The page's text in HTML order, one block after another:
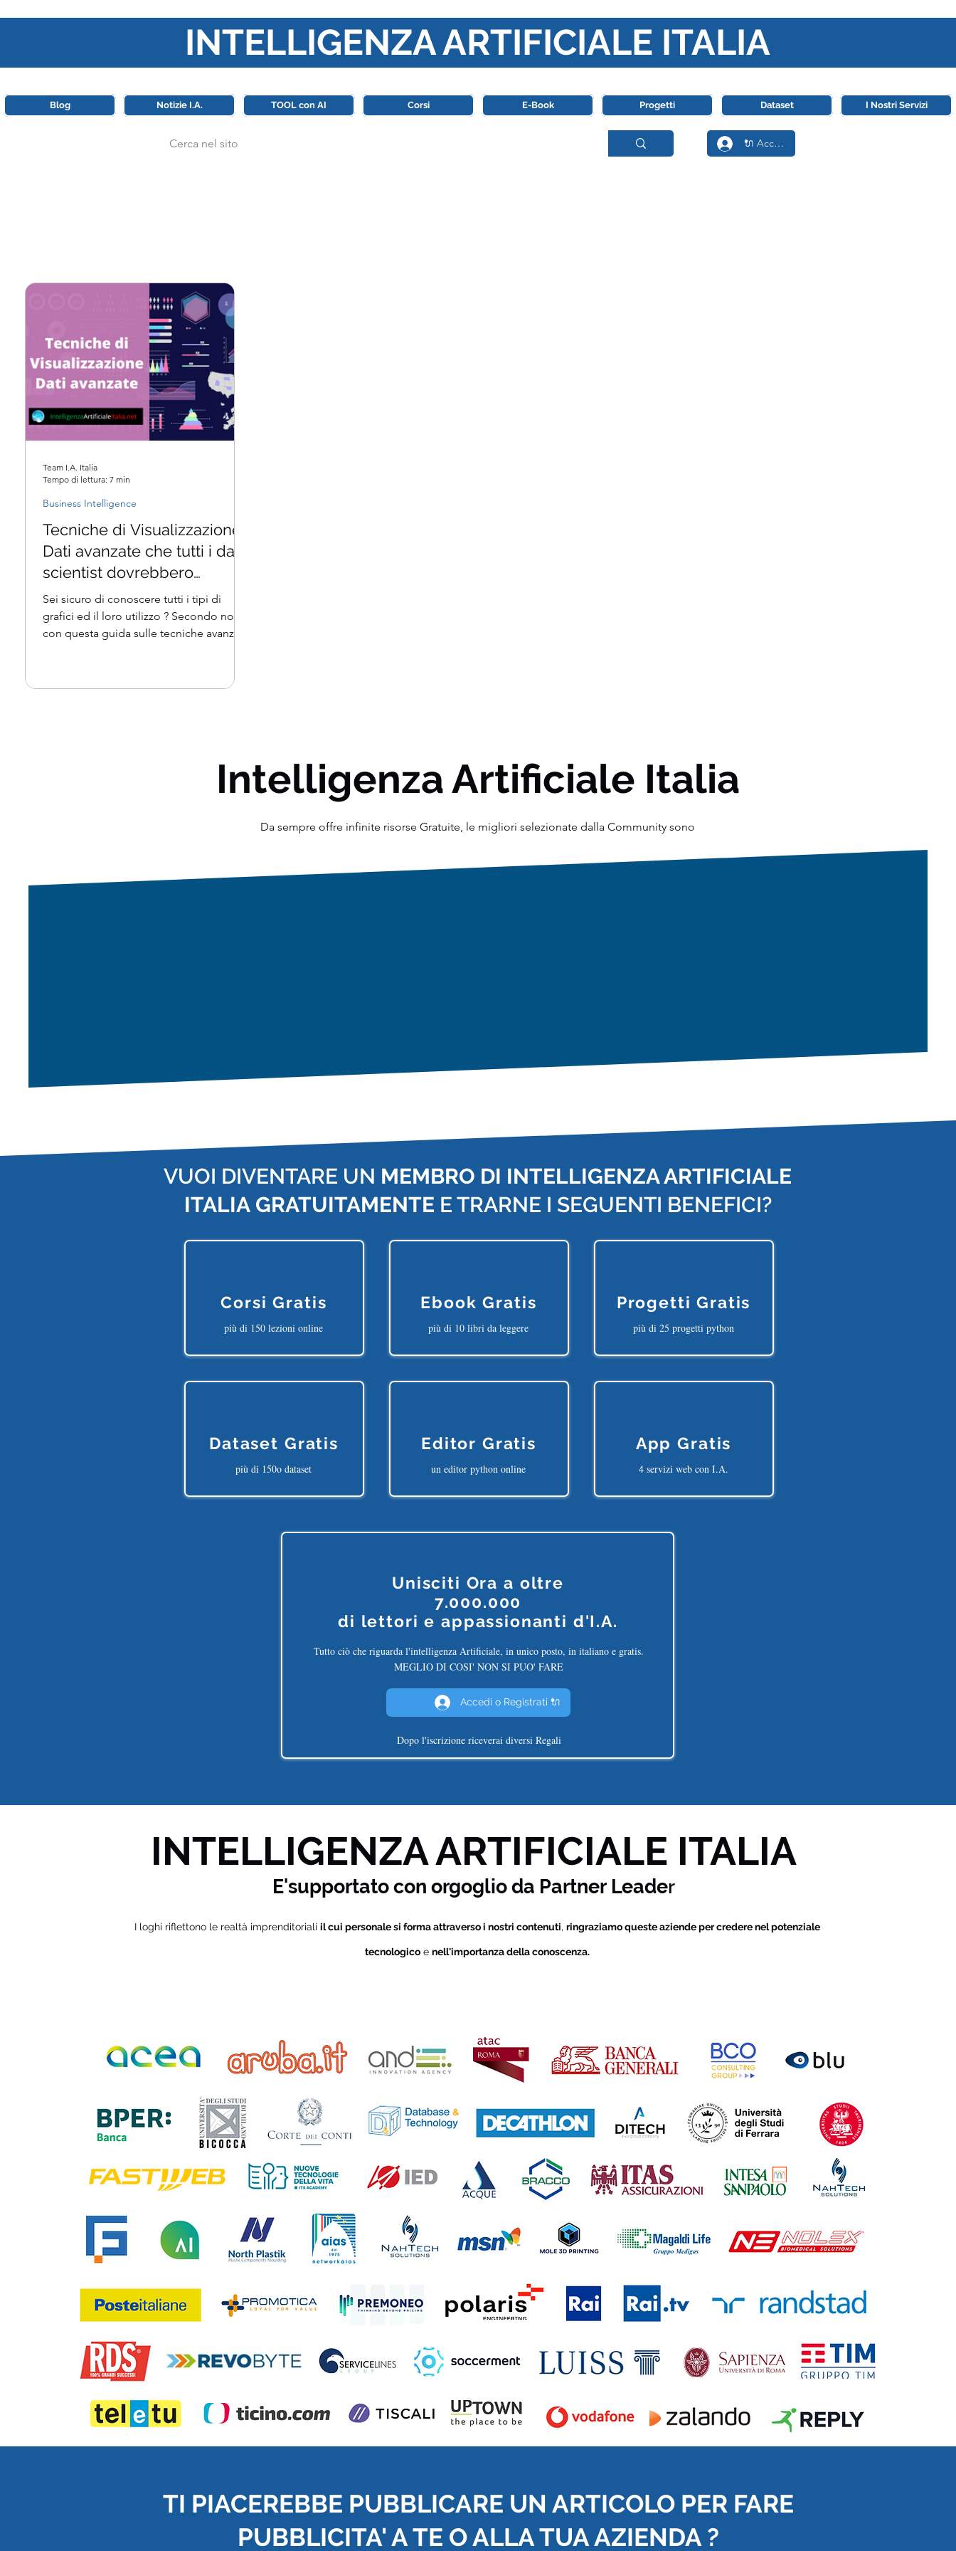
INTELLIGENZA ARTIFICIALE ITALIA
Blog Notizie I.A. TOOL con AI Corsi E-Book Progetti Dataset I Nostri Servizi
🔌 Accedi
Tecniche di Visualizzazione
Dati avanzate che tutti i data
scientist dovrebbero
conoscere
Sei sicuro di conoscere tutti i tipi di
grafici ed il loro utilizzo ? Secondo noi
con questa guida sulle tecniche avanzate
Business Intelligence
Team I.A. Italia
Tempo di lettura: 7 min
Intelligenza Artificiale Italia
Da sempre offre infinite risorse Gratuite, le migliori selezionate dalla Community sono
VUOI DIVENTARE UN MEMBRO DI INTELLIGENZA ARTIFICIALE
ITALIA GRATUITAMENTE E TRARNE I SEGUENTI BENEFICI?
Corsi Gratis
più di 150 lezioni online
Dataset Gratis
più di 150o dataset
Ebook Gratis
più di 10 libri da leggere
Editor Gratis
un editor python online
Progetti Gratis
più di 25 progetti python
App Gratis
4 servizi web con I.A.
Unisciti Ora a oltre
7.000.000
di lettori e appassionanti d'I.A.
Tutto ciò che riguarda l'intelligenza Artificiale, in unico posto, in italiano e gratis.
MEGLIO DI COSI' NON SI PUO' FARE
Accedi o Registrati 🔌
Dopo l'iscrizione riceverai diversi Regali
INTELLIGENZA ARTIFICIALE ITALIA
E'supportato con orgoglio da Partner Leader
I loghi riflettono le realtà imprenditoriali il cui personale si forma attraverso i nostri contenuti, ringraziamo queste aziende per credere nel potenziale
tecnologico e nell'importanza della conoscenza.
TI PIACEREBBE PUBBLICARE UN ARTICOLO PER FARE
PUBBLICITA' A TE O ALLA TUA AZIENDA ?